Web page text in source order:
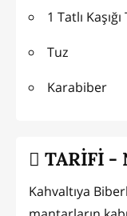
1 Tatlı
Tuz
Karabiber
TARİFİ -
Kahvaltıya